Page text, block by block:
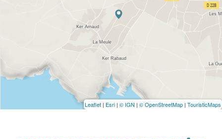
Leaflet | Esri | © IGN | © OpenStreetMap | TouristicMaps